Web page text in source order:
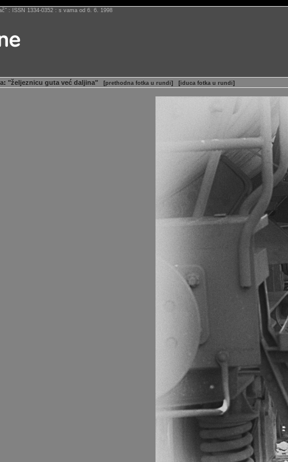
: ISSN 1334-0352 : s vama od 6. 6. 1998
: "željeznicu guta već daljina" [prethodna fotka u rundi] [iduca fotka u rundi]